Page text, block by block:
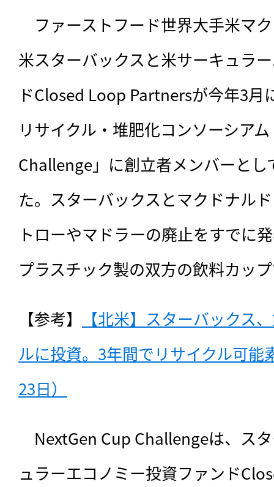
ファーストフード世界大手米マ
米スターバックスと米サーキュラ
ドClosed Loop Partnersが今年3月
リサイクル・堆肥化コンソーシア
Challenge」に創立者メンバーとし
た。スターバックスとマクドナル
トローやマドラーの廃止をすでに
プラスチック製の双方の飲料カッ
【参考】
【北米】スターバックス
ルに投資。3年間でリサイクル可能
23日）
NextGen Cup Challengeは、ス
ュラーエコノミー投資ファンド